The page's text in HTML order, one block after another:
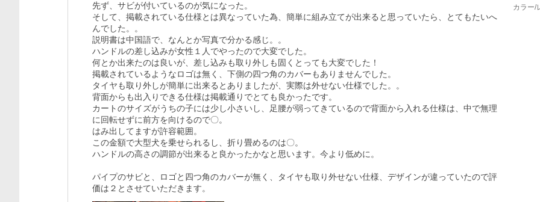
先ず、サビが付いているのが気になった。
そして、掲載されている仕様とは異なっていた為、簡単に組み立てが出来ると思っていたら、とてもたいへ
んでした。。
説明書は中国語で、なんとか写真で分かる感じ。。
ハンドルの差し込みが女性１人でやったので大変でした。
何とか出来たのは良いが、差し込みも取り外しも固くとっても大変でした！
掲載されているようなロゴは無く、下側の四つ角のカバーもありませんでした。
タイヤも取り外しが簡単に出来るとありましたが、実際は外せない仕様でした。。
背面からも出入りできる仕様は掲載通りでとても良かったです。
カートのサイズがうちの子には少し小さいし、足腰が弱ってきているので背面から入れる仕様は、中で無理
に回転せずに前方を向けるので〇。
はみ出してますが許容範囲。
この金額で大型犬を乗せられるし、折り畳めるのは〇。
ハンドルの高さの調節が出来ると良かったかなと思います。今より低めに。
パイプのサビと、ロゴと四つ角のカバーが無く、タイヤも取り外せない仕様、デザインが違っていたので評
価は２とさせていただきます。
カラー/